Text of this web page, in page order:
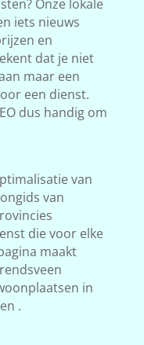
Onze lokale
iets nieuws
en
dat je niet
maar een
een dienst.
dus handig om
van
van
die voor elke
maakt
in
.